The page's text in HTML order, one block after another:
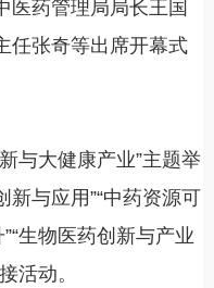
医药管理局局长王国
任张奇等出席开幕式
大健康产业”主题举
新与应用”“中药资源可
生物医药创新与产业
活动。